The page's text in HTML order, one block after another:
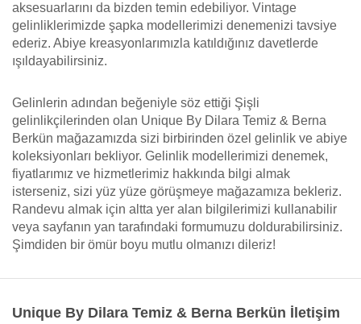
aksesuarlarını da bizden temin edebiliyor. Vintage
gelinliklerimizde şapka modellerimizi denemenizi tavsiye
ederiz. Abiye kreasyonlarımızla katıldığınız davetlerde
ışıldayabilirsiniz.
Gelinlerin adından beğeniyle söz ettiği Şişli
gelinlikçilerinden olan Unique By Dilara Temiz & Berna
Berkün mağazamızda sizi birbirinden özel gelinlik ve abiye
koleksiyonları bekliyor. Gelinlik modellerimizi denemek,
fiyatlarımız ve hizmetlerimiz hakkında bilgi almak
isterseniz, sizi yüz yüze görüşmeye mağazamıza bekleriz.
Randevu almak için altta yer alan bilgilerimizi kullanabilir
veya sayfanın yan tarafındaki formumuzu doldurabilirsiniz.
Şimdiden bir ömür boyu mutlu olmanızı dileriz!
Unique By Dilara Temiz & Berna Berkün İletişim